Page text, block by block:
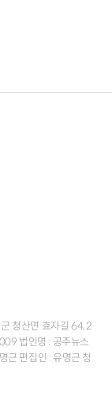
청산면 효자길 64, 2
법인명 : 공주뉴스
편집인 : 유명근 청